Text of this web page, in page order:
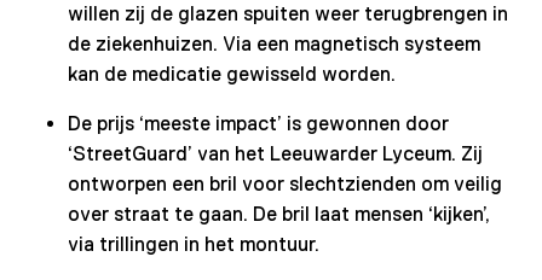
willen zij de glazen spuiten weer terugbrengen in
de ziekenhuizen. Via een magnetisch systeem
kan de medicatie gewisseld worden.
De prijs ‘meeste impact’ is gewonnen door
‘StreetGuard’ van het Leeuwarder Lyceum. Zij
ontworpen een bril voor slechtzienden om veilig
over straat te gaan. De bril laat mensen ‘kijken’,
via trillingen in het montuur.